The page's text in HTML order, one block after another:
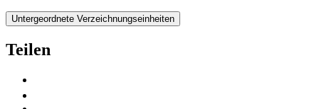
Untergeordnete Verzeichnungseinheiten
Teilen